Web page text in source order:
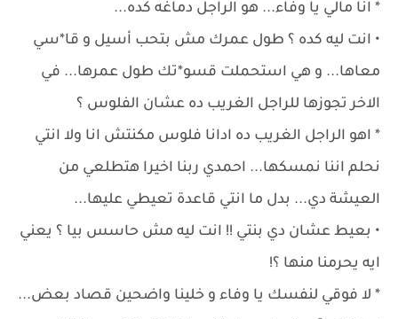
* انا مالي يا وفاء... هو الراجل دماغه كده...
• انت ليه كده ؟ طول عمرك مش بتحب أسيل و قا*سي
معاها... و هي استحملت قسو*تك طول عمرها... في
الاخر تجوزها للراجل الغريب ده عشان الفلوس ؟
* اهو الراجل الغريب ده ادانا فلوس مكنتش انا ولا انتي
نحلم اننا نمسكها... احمدي ربنا اخيرا هتطلعي من
العيشة دي... بدل ما انتي قاعدة تعيطي عليها...
• بعيط عشان دي بنتي !! انت ليه مش حاسس بيا ؟ يعني
ايه يحرمنا منها ؟!
* لا فوقي لنفسك يا وفاء و خلينا واضحين قصاد بعض...